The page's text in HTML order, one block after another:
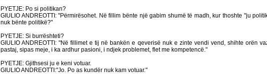
PYETJE: Po si politikan?
GIULIO ANDREOTTI: "Përmirësohet. Në fillim bënte një gabim shumë të madh, kur thoshte "ju
nuk bënte politikë?"
PYETJE: Si burrështeti?
GIULIO ANDREOTTI: "Në fillimet e tij në bankën e qeverisë nuk e zinte vendi vend, shihte orën
pastaj, sipas meje, i ka ardhur pasioni, i ndjek problemet, flet me kompetencë."
PYETJE: Gjithsesi ju e keni votuar.
GIULIO ANDREOTTI:"Jo. Po as kundër nuk kam votuar."